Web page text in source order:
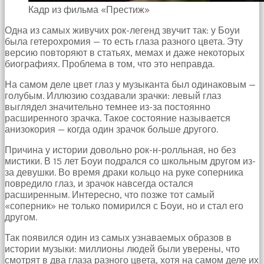
Devamında
odasına
gittik
ve
arkadaşımın
annesini
çatır
çatır
siktim
türk
pornosu
zamanlarda
erkekler
tarafından
bolca
ihanete
uğrayan
genç
ne
yapıp
edip
Кадр из фильма «Престиж»
Одна из самых живучих рок-легенд звучит так: у Боуи
была гетерохромия — то есть глаза разного цвета. Эту
версию повторяют в статьях, мемах и даже некоторых
биографиях. Проблема в том, что это неправда.
На самом деле цвет глаз у музыканта был одинаковым —
голубым. Иллюзию создавали зрачки: левый глаз
выглядел значительно темнее из-за постоянно
расширенного зрачка. Такое состояние называется
анизокория — когда один зрачок больше другого.
Причина у истории довольно рок-н-ролльная, но без
мистики. В 15 лет Боуи подрался со школьным другом из-
за девушки. Во время драки кольцо на руке соперника
повредило глаз, и зрачок навсегда остался
расширенным. Интересно, что позже тот самый
«соперник» не только помирился с Боуи, но и стал его
другом.
Так появился один из самых узнаваемых образов в
истории музыки: миллионы людей были уверены, что
смотрят в два глаза разного цвета, хотя на самом деле их